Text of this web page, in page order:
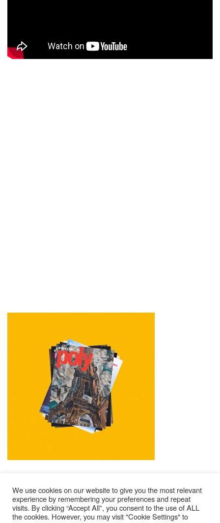
Mentions Légales Contacts
Où Trouver Poly ?
We use cookies on our website to give you the most relevant
experience by remembering your preferences and repeat
visits. By clicking “Accept All”, you consent to the use of ALL
the cookies. However, you may visit "Cookie Settings" to